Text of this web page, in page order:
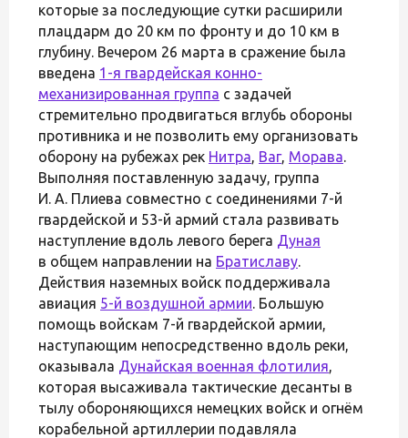
которые за последующие сутки расширили
плацдарм до 20 км по фронту и до 10 км в
глубину. Вечером 26 марта в сражение была
введена 1-я гвардейская конно-
механизированная группа с задачей
стремительно продвигаться вглубь обороны
противника и не позволить ему организовать
оборону на рубежах рек Нитра, Ваг, Морава.
Выполняя поставленную задачу, группа
И. А. Плиева совместно с соединениями 7-й
гвардейской и 53-й армий стала развивать
наступление вдоль левого берега Дуная
в общем направлении на Братиславу.
Действия наземных войск поддерживала
авиация 5-й воздушной армии. Большую
помощь войскам 7-й гвардейской армии,
наступающим непосредственно вдоль реки,
оказывала Дунайская военная флотилия,
которая высаживала тактические десанты в
тылу обороняющихся немецких войск и огнём
корабельной артиллерии подавляла